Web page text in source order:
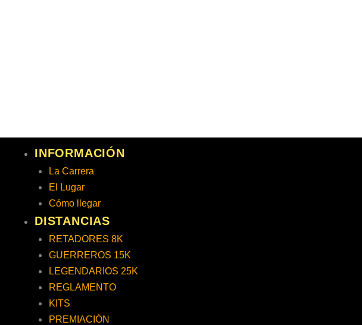
INFORMACIÓN
La Carrera
El Lugar
Cómo llegar
DISTANCIAS
RETADORES 8K
GUERREROS 15K
LEGENDARIOS 25K
REGLAMENTO
KITS
PREMIACIÓN